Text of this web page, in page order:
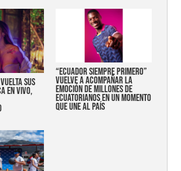
sus
en vivo,
“Ecuador siempre primero”
vuelve a acompañar la
emoción de millones de
ecuatorianos en un momento
que une al país